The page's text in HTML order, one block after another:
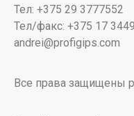
Тел: +375 29 3777552
Тел/факс: +375 17
andrei@profigips.com
Все права защищены